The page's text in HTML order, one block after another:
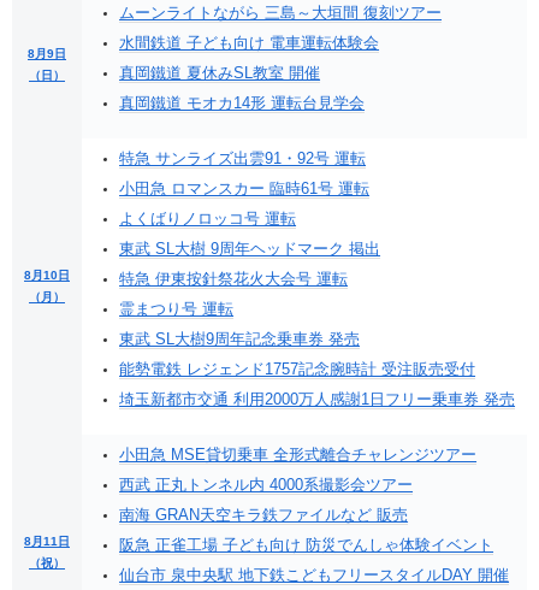
8月9日
（日）
ムーンライトながら 三島～大垣間 復刻ツアー
水間鉄道 子ども向け 電車運転体験会
真岡鐵道 夏休みSL教室 開催
真岡鐵道 モオカ14形 運転台見学会
8月10日
（月）
特急 サンライズ出雲91・92号 運転
小田急 ロマンスカー 臨時61号 運転
よくばりノロッコ号 運転
東武 SL大樹 9周年ヘッドマーク 掲出
特急 伊東按針祭花火大会号 運転
霊まつり号 運転
東武 SL大樹9周年記念乗車券 発売
能勢電鉄 レジェンド1757記念腕時計 受注販売受付
埼玉新都市交通 利用2000万人感謝1日フリー乗車券 発売
8月11日
（祝）
小田急 MSE貸切乗車 全形式離合チャレンジツアー
西武 正丸トンネル内 4000系撮影会ツアー
南海 GRAN天空キラ鉄ファイルなど 販売
阪急 正雀工場 子ども向け 防災でんしゃ体験イベント
仙台市 泉中央駅 地下鉄こどもフリースタイルDAY 開催